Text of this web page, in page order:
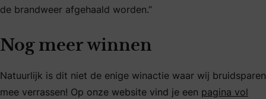
de brandweer afgehaald worden.”
Nog meer winnen
Natuurlijk is dit niet de enige winactie waar wij bruidsparen
mee verrassen! Op onze website vind je een pagina vol